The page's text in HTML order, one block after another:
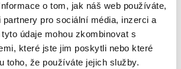
o tom, jak náš web používáte,
pro sociální média, inzerci a
údaje mohou zkombinovat s
které jste jim poskytli nebo které
toho, že používáte jejich služby.